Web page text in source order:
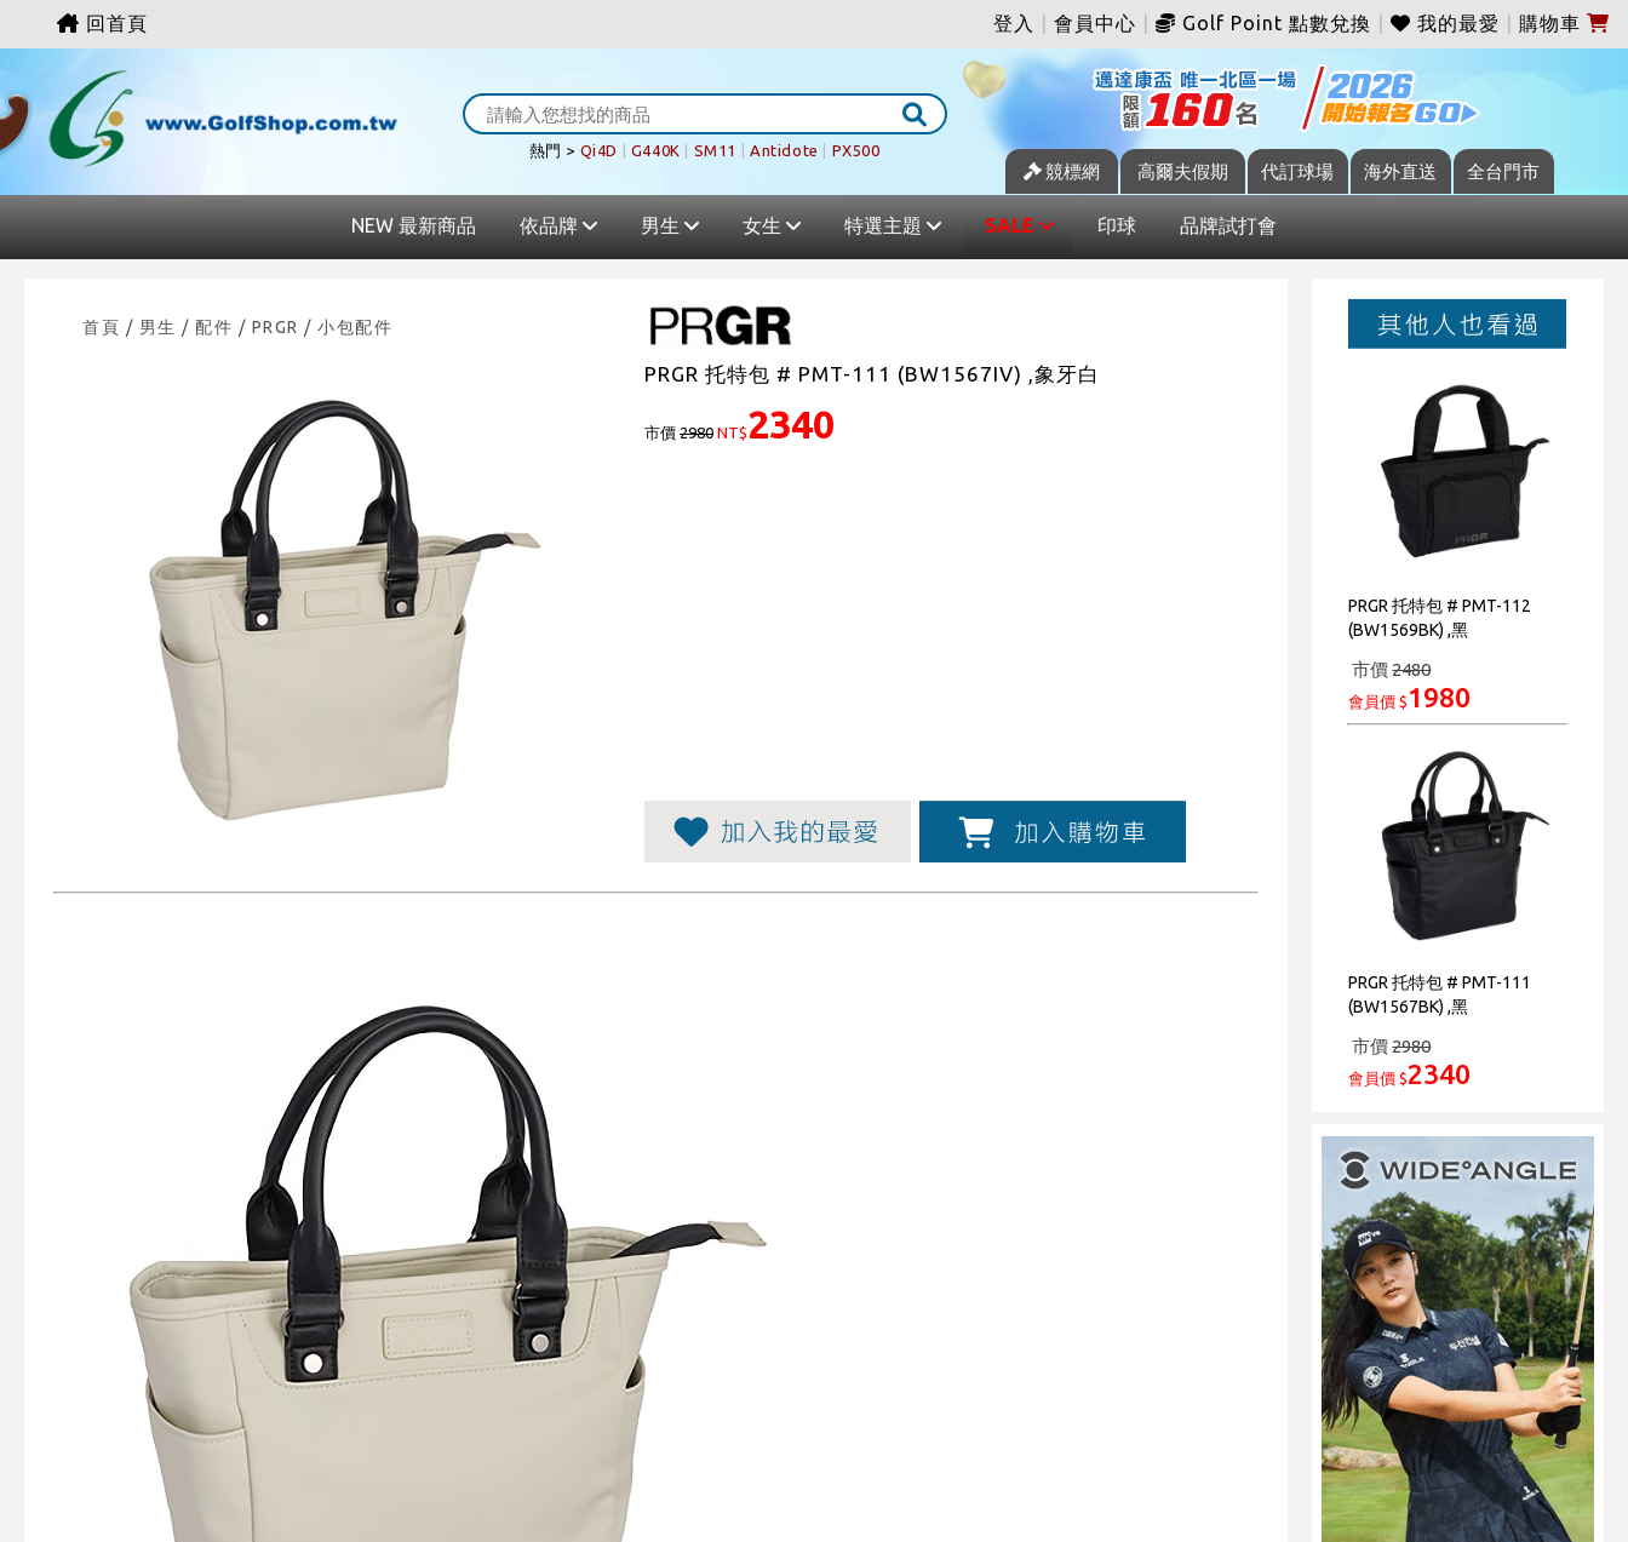
回首頁 登入 會員中心 Golf Point 點數兌換 我的最愛 購物車
熱門 > Qi4D G440K SM11 Antidote PX500
競標網 高爾夫假期 代訂球場 海外直送 全台門市
NEW 最新商品 依品牌 男生 女生 特選主題 SALE 印球 品牌試打會
首頁 / 男生 / 配件 / PRGR / 小包配件
PRGR 托特包 # PMT-111 (BW1567IV) ,象牙白
市價 2980 NT$2340
PRGR 托特包 # PMT-112
(BW1569BK) ,黑
市價2480
會員價 $ 1980
PRGR 托特包 # PMT-111
(BW1567BK) ,黑
市價2980
會員價 $2340